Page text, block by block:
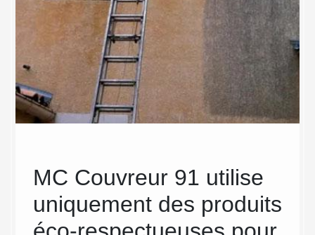
MC Couvreur 91 utilise
uniquement des produits